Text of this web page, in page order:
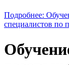
Подробнее:
специалистов по